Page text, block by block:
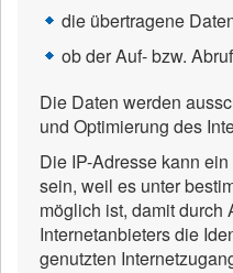
die übertragene
ob der Auf- bzw.
Die Daten werden
und Optimierung des
Die IP-Adresse kann
sein, weil es unter
möglich ist, damit durch
Internetanbieters die
genutzten